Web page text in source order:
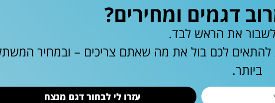
דגמים ומחירים?
לשבור את הראש לבד.
להתאים לכם בול את מה שאתם צריכים – ובמחיר
ביותר.
עזרו לי לבחור דגם מנצח